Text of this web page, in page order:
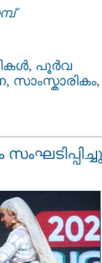
, പൂര്‍വ
, സാംസ്കാരികം,